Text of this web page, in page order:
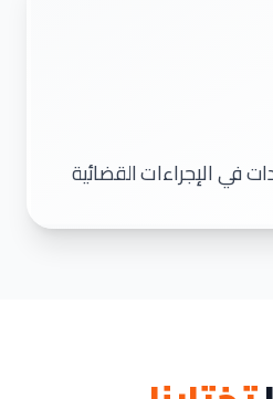
في الإجراءات القضائية